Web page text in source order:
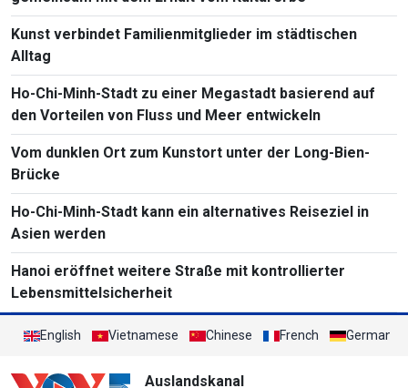
Kunst verbindet Familienmitglieder im städtischen
Alltag
Ho-Chi-Minh-Stadt zu einer Megastadt basierend auf
den Vorteilen von Fluss und Meer entwickeln
Vom dunklen Ort zum Kunstort unter der Long-Bien-
Brücke
Ho-Chi-Minh-Stadt kann ein alternatives Reiseziel in
Asien werden
Hanoi eröffnet weitere Straße mit kontrollierter
Lebensmittelsicherheit
English Vietnamese Chinese French German
Auslandskanal